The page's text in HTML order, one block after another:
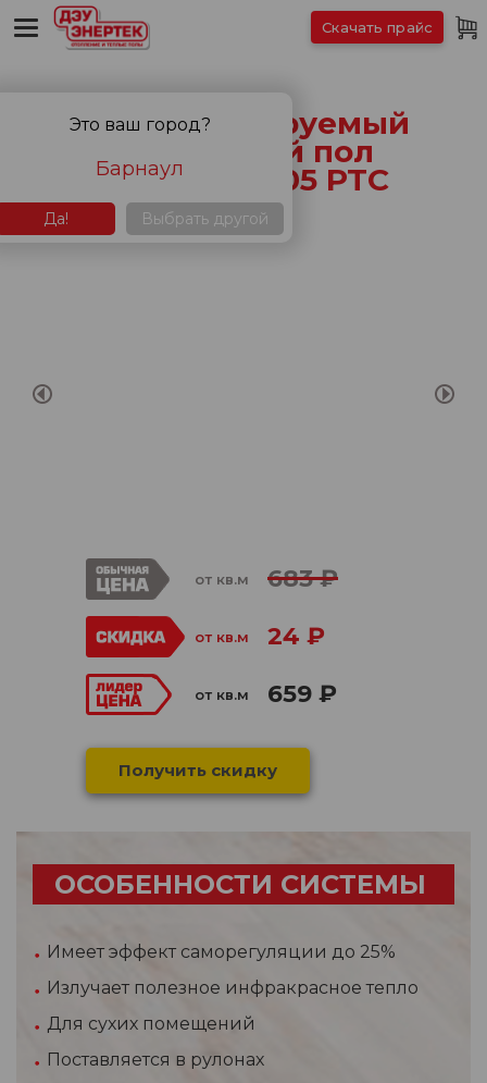
Саморегулируемый
пленочный пол
ЭНЕРПИЯ 305 PTC
от кв.м 683 ₽
от кв.м 24 ₽
от кв.м 659 ₽
Получить скидку
ОСОБЕННОСТИ СИСТЕМЫ
Имеет эффект саморегуляции до 25%
Излучает полезное инфракрасное тепло
Для сухих помещений
Поставляется в рулонах
Скачать прайс
Это ваш город?
Барнаул
Да! Выбрать другой